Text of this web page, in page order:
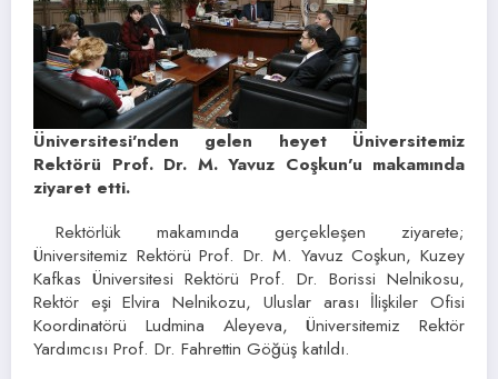
Üniversitesi’nden gelen heyet Üniversitemiz
Rektörü Prof. Dr. M. Yavuz Coşkun’u makamında
ziyaret etti.
Rektörlük makamında gerçekleşen ziyarete;
Üniversitemiz Rektörü Prof. Dr. M. Yavuz Coşkun, Kuzey
Kafkas Üniversitesi Rektörü Prof. Dr. Borissi Nelnikosu,
Rektör eşi Elvira Nelnikozu, Uluslar arası İlişkiler Ofisi
Koordinatörü Ludmina Aleyeva, Üniversitemiz Rektör
Yardımcısı Prof. Dr. Fahrettin Göğüş katıldı.